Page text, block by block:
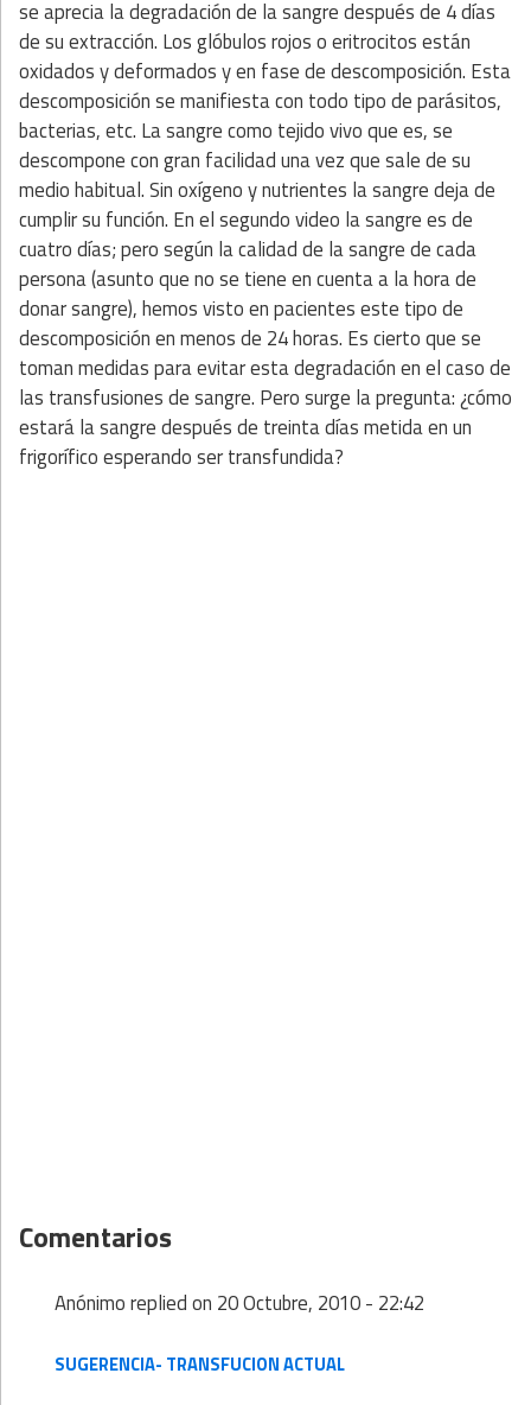
se aprecia la degradación de la sangre después de 4 días
de su extracción. Los glóbulos rojos o eritrocitos están
oxidados y deformados y en fase de descomposición. Esta
descomposición se manifiesta con todo tipo de parásitos,
bacterias, etc. La sangre como tejido vivo que es, se
descompone con gran facilidad una vez que sale de su
medio habitual. Sin oxígeno y nutrientes la sangre deja de
cumplir su función. En el segundo video la sangre es de
cuatro días; pero según la calidad de la sangre de cada
persona (asunto que no se tiene en cuenta a la hora de
donar sangre), hemos visto en pacientes este tipo de
descomposición en menos de 24 horas. Es cierto que se
toman medidas para evitar esta degradación en el caso de
las transfusiones de sangre. Pero surge la pregunta: ¿cómo
estará la sangre después de treinta días metida en un
frigorífico esperando ser transfundida?
Comentarios
Anónimoreplied on 20 Octubre, 2010 - 22:42
SUGERENCIA- TRANSFUCION ACTUAL